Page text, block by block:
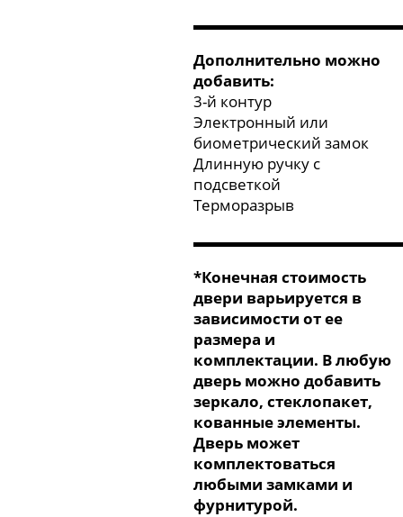
Дополнительно можно
добавить:
3-й контур
Электронный или
биометрический замок
Длинную ручку с
подсветкой
Терморазрыв
*Конечная стоимость
двери варьируется в
зависимости от ее
размера и
комплектации. В любую
дверь можно добавить
зеркало, стеклопакет,
кованные элементы.
Дверь может
комплектоваться
любыми замками и
фурнитурой.